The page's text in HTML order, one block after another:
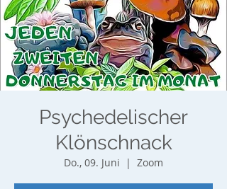
Psychedelischer
Klönschnack
Do., 09. Juni
  |
Zoom